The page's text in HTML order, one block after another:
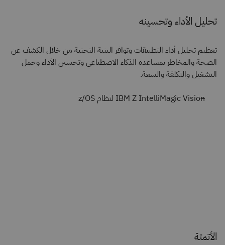
تحليل الأداء وتحسينه
تعظيم تحليل أداء التطبيقات وتوافر البنية التحتية من خلال الكشف عن
الصحة والمخاطر بمساعدة الذكاء الاصطناعي وتحسين الأداء وحمل
التشغيل والتكلفة والسعة.
IBM Z IntelliMagic Vision لنظام z/OS
الأتمتة